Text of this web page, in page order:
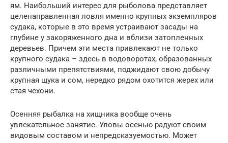
ям. Наибольший интерес для рыболова представляет
целенаправленная ловля именно крупных экземпляров
судака, которые в это время устраивают засады на
глубине у закоряженного дна и вблизи затопленных
деревьев. Причем эти места привлекают не только
крупного судака – здесь в водоворотах, образованных
различными препятствиями, поджидают свою добычу
крупная щука и сом, нередко рядом охотится жерех или
стая чехони.
Осенняя рыбалка на хищника вообще очень
увлекательное занятие. Уловы осенью радуют своим
видовым составом и непредсказуемостью. Может